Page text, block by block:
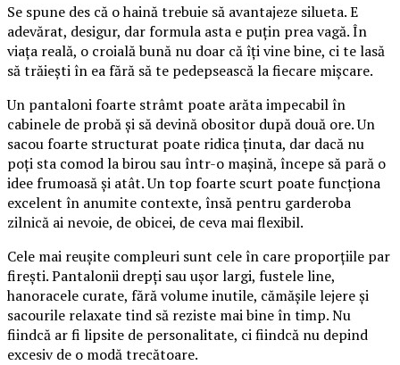
Se spune des că o haină trebuie să avantajeze silueta. E
adevărat, desigur, dar formula asta e puțin prea vagă. În
viața reală, o croială bună nu doar că îți vine bine, ci te lasă
să trăiești în ea fără să te pedepsească la fiecare mișcare.
Un pantaloni foarte strâmt poate arăta impecabil în
cabinele de probă și să devină obositor după două ore. Un
sacou foarte structurat poate ridica ținuta, dar dacă nu
poți sta comod la birou sau într-o mașină, începe să pară o
idee frumoasă și atât. Un top foarte scurt poate funcționa
excelent în anumite contexte, însă pentru garderoba
zilnică ai nevoie, de obicei, de ceva mai flexibil.
Cele mai reușite compleuri sunt cele în care proporțiile par
firești. Pantalonii drepți sau ușor largi, fustele line,
hanoracele curate, fără volume inutile, cămășile lejere și
sacourile relaxate tind să reziste mai bine în timp. Nu
fiindcă ar fi lipsite de personalitate, ci fiindcă nu depind
excesiv de o modă trecătoare.